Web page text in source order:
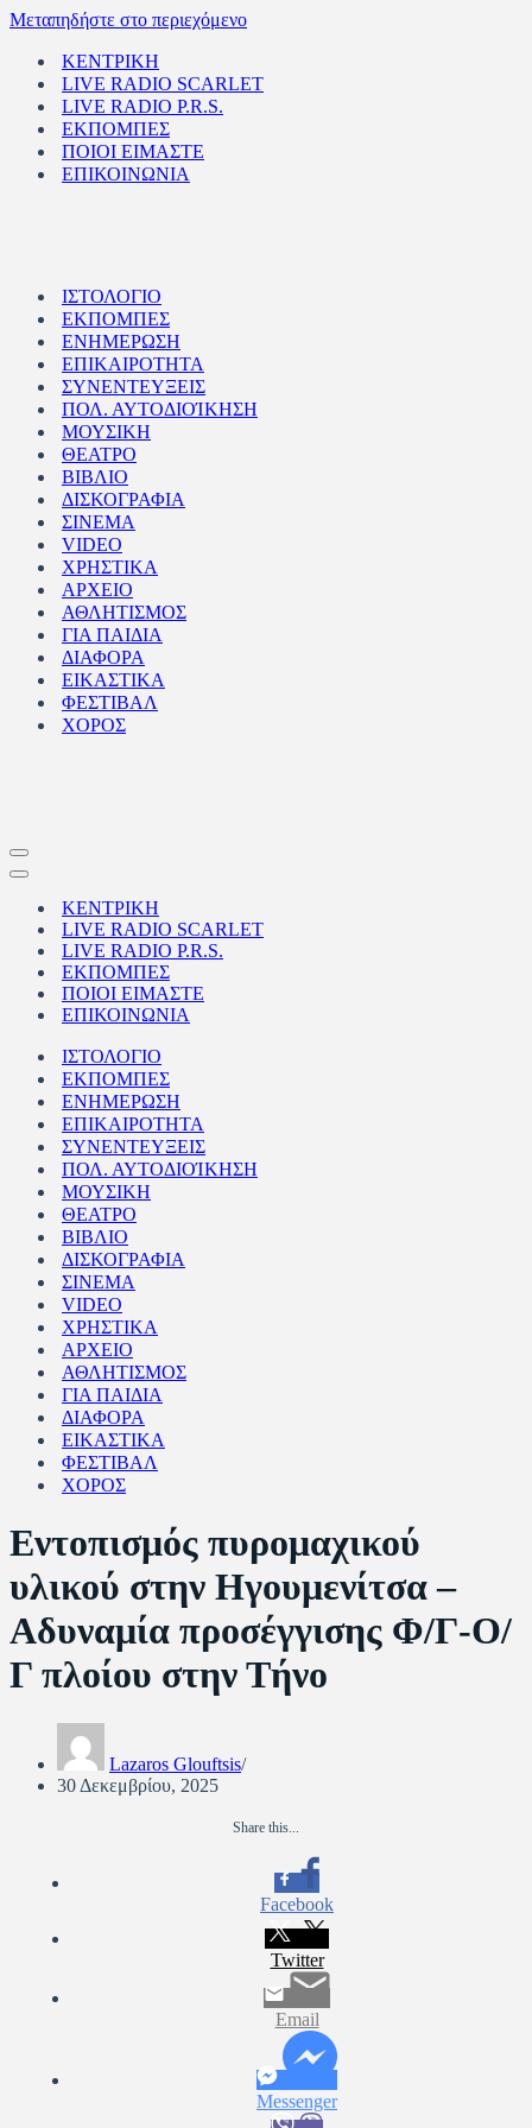
Μεταπηδήστε στο περιεχόμενο
ΚΕΝΤΡΙΚΗ
LIVE RADIO SCARLET
LIVE RADIO P.R.S.
ΕΚΠΟΜΠΕΣ
ΠΟΙΟΙ ΕΙΜΑΣΤΕ
ΕΠΙΚΟΙΝΩΝΙΑ
ΙΣΤΟΛΟΓΙΟ
ΕΚΠΟΜΠΕΣ
ΕΝΗΜΕΡΩΣΗ
ΕΠΙΚΑΙΡΟΤΗΤΑ
ΣΥΝΕΝΤΕΥΞΕΙΣ
ΠΟΛ. ΑΥΤΟΔΙΟΊΚΗΣΗ
ΜΟΥΣΙΚΗ
ΘΕΑΤΡΟ
ΒΙΒΛΙΟ
ΔΙΣΚΟΓΡΑΦΙΑ
ΣΙΝΕΜΑ
VIDEO
ΧΡΗΣΤΙΚΑ
ΑΡΧΕΙΟ
ΑΘΛΗΤΙΣΜΟΣ
ΓΙΑ ΠΑΙΔΙΑ
ΔΙΑΦΟΡΑ
ΕΙΚΑΣΤΙΚΑ
ΦΕΣΤΙΒΑΛ
ΧΟΡΟΣ
Μενού
πλοήγησης
Μενού
πλοήγησηςΚΕΝΤΡΙΚΗ
LIVE RADIO SCARLET
LIVE RADIO P.R.S.
ΕΚΠΟΜΠΕΣ
ΠΟΙΟΙ ΕΙΜΑΣΤΕ
ΕΠΙΚΟΙΝΩΝΙΑ
ΙΣΤΟΛΟΓΙΟ
ΕΚΠΟΜΠΕΣ
ΕΝΗΜΕΡΩΣΗ
ΕΠΙΚΑΙΡΟΤΗΤΑ
ΣΥΝΕΝΤΕΥΞΕΙΣ
ΠΟΛ. ΑΥΤΟΔΙΟΊΚΗΣΗ
ΜΟΥΣΙΚΗ
ΘΕΑΤΡΟ
ΒΙΒΛΙΟ
ΔΙΣΚΟΓΡΑΦΙΑ
ΣΙΝΕΜΑ
VIDEO
ΧΡΗΣΤΙΚΑ
ΑΡΧΕΙΟ
ΑΘΛΗΤΙΣΜΟΣ
ΓΙΑ ΠΑΙΔΙΑ
ΔΙΑΦΟΡΑ
ΕΙΚΑΣΤΙΚΑ
ΦΕΣΤΙΒΑΛ
ΧΟΡΟΣ
Εντοπισμός πυρομαχικού
υλικού στην Ηγουμενίτσα –
Αδυναμία προσέγγισης Φ/Γ-Ο/
Γ πλοίου στην Τήνο
Lazaros Glouftsis
30 Δεκεμβρίου, 2025
Share this...
Facebook
Twitter
Email
Messenger